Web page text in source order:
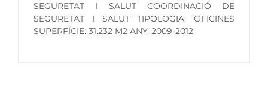
SEGURETAT I SALUT COORDINACIÓ DE
SEGURETAT I SALUT TIPOLOGIA: OFICINES
SUPERFÍCIE: 31.232 M2 ANY: 2009-2012